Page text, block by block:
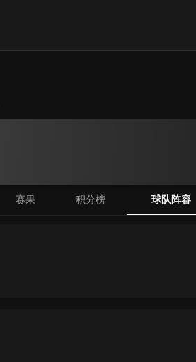
赛果 积分榜 球队阵容